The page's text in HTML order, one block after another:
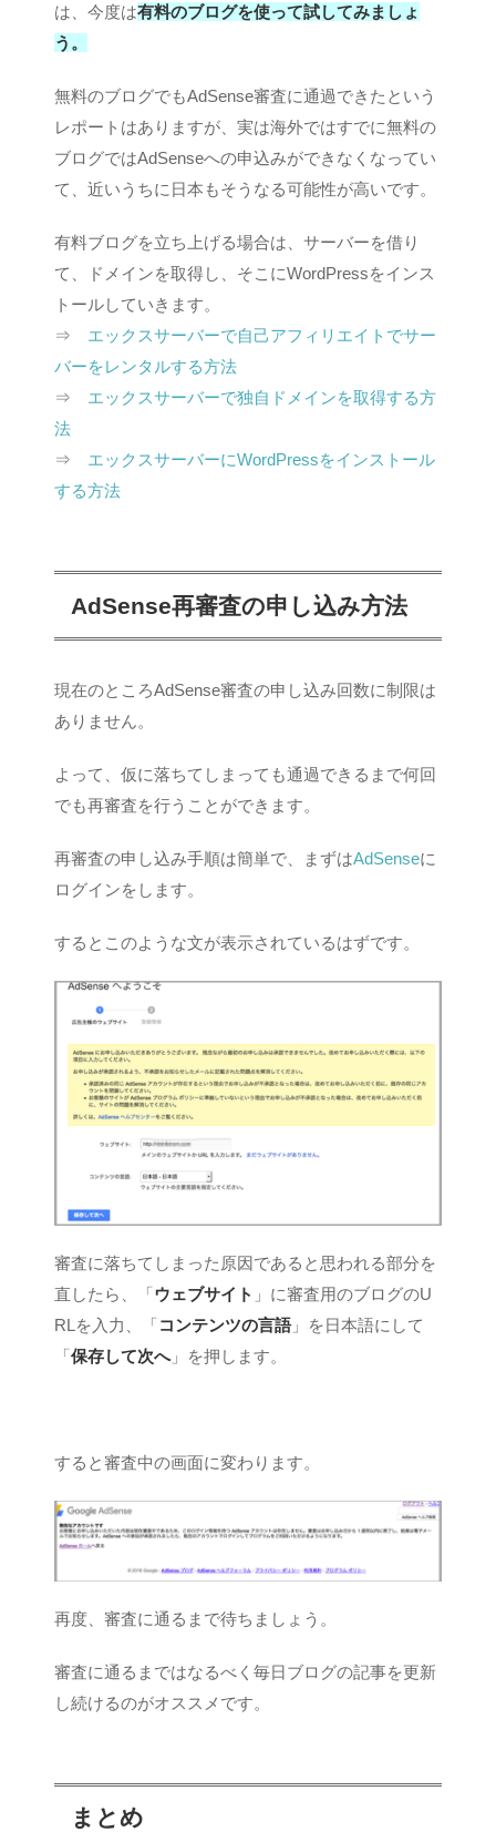
は、今度は有料のブログを使って試してみましょ
う。
無料のブログでもAdSense審査に通過できたという
レポートはありますが、実は海外ではすでに無料の
ブログではAdSenseへの申込みができなくなってい
て、近いうちに日本もそうなる可能性が高いです。
有料ブログを立ち上げる場合は、サーバーを借り
て、ドメインを取得し、そこにWordPressをインス
トールしていきます。
⇒ エックスサーバーで自己アフィリエイトでサー
バーをレンタルする方法
⇒ エックスサーバーで独自ドメインを取得する方
法
⇒ エックスサーバーにWordPressをインストール
する方法
AdSense再審査の申し込み方法
現在のところAdSense審査の申し込み回数に制限は
ありません。
よって、仮に落ちてしまっても通過できるまで何回
でも再審査を行うことができます。
再審査の申し込み手順は簡単で、まずはAdSenseに
ログインをします。
するとこのような文が表示されているはずです。
審査に落ちてしまった原因であると思われる部分を
直したら、「ウェブサイト 」に審査用のブログのU
RLを入力、「コンテンツの言語」を日本語にして
「保存して次へ」を押します。
すると審査中の画面に変わります。
再度、審査に通るまで待ちましょう。
審査に通るまではなるべく毎日ブログの記事を更新
し続けるのがオススメです。
まとめ